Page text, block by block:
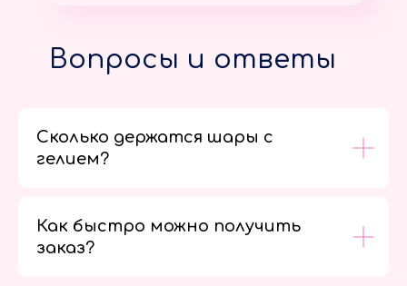
Вопросы и ответы
Сколько держатся шары с
гелием?
Как быстро можно получить
заказ?